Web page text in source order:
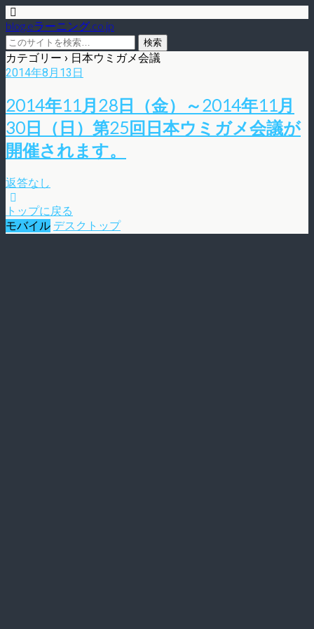
blog.eラーニング.co.jp
カテゴリー › 日本ウミガメ会議
2014年8月13日
2014年11月28日（金）～2014年11月
30日（日）第25回日本ウミガメ会議が
開催されます。
返答なし
トップに戻る
モバイル デスクトップ